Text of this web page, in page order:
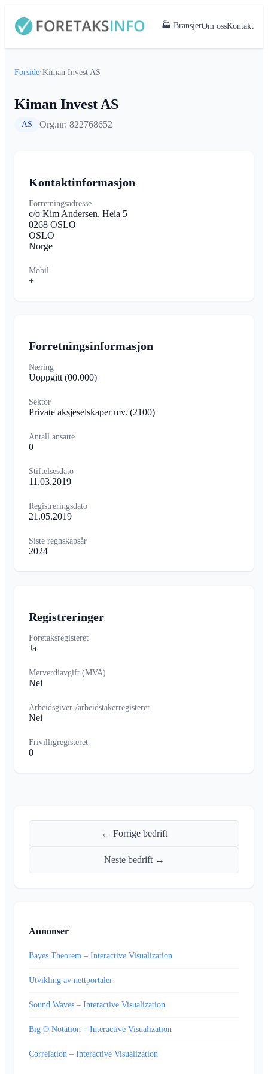
🏭 BransjerOm ossKontakt
Forside›Kiman Invest AS
Kiman Invest AS
AS Org.nr: 822768652
Kontaktinformasjon
Forretningsadresse
c/o Kim Andersen, Heia 5
0268 OSLO
OSLO
Norge
Mobil
+
Forretningsinformasjon
Næring
Uoppgitt (00.000)
Sektor
Private aksjeselskaper mv. (2100)
Antall ansatte
0
Stiftelsesdato
11.03.2019
Registreringsdato
21.05.2019
Siste regnskapsår
2024
Registreringer
Foretaksregisteret
Ja
Merverdiavgift (MVA)
Nei
Arbeidsgiver-/arbeidstakerregisteret
Nei
Frivilligregisteret
0
← Forrige bedrift
Neste bedrift →
Annonser
Bayes Theorem – Interactive Visualization
Utvikling av nettportaler
Sound Waves – Interactive Visualization
Big O Notation – Interactive Visualization
Correlation – Interactive Visualization